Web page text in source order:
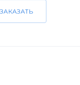
ЗАКАЗАТЬ